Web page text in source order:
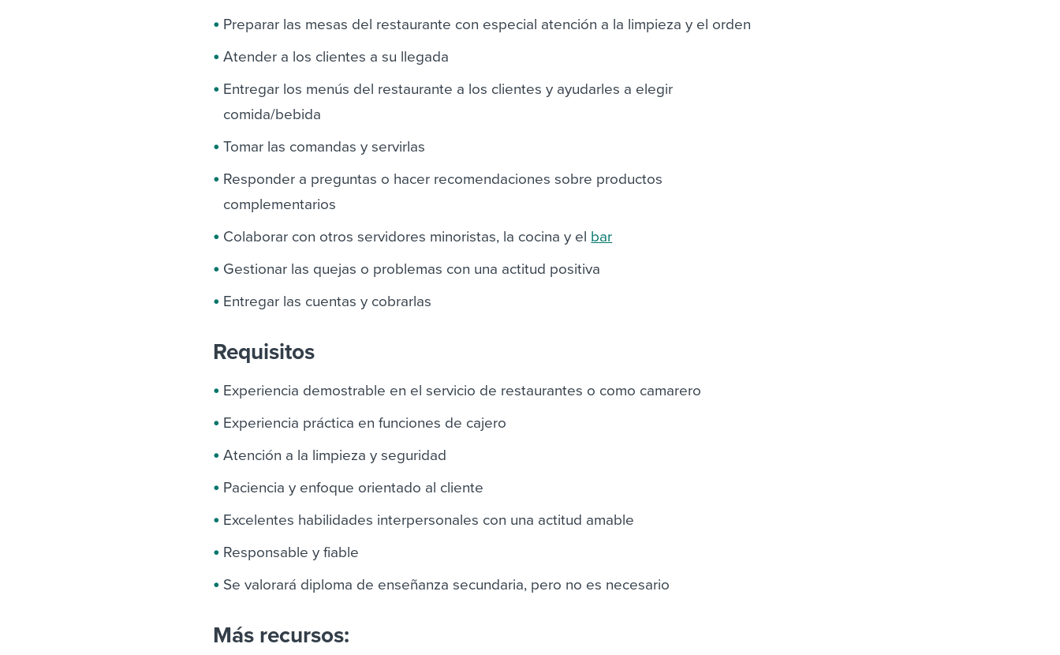
Preparar las mesas del restaurante con especial atención a la limpieza y el orden
Atender a los clientes a su llegada
Entregar los menús del restaurante a los clientes y ayudarles a elegir
comida/bebida
Tomar las comandas y servirlas
Responder a preguntas o hacer recomendaciones sobre productos
complementarios
Colaborar con otros servidores minoristas, la cocina y el bar
Gestionar las quejas o problemas con una actitud positiva
Entregar las cuentas y cobrarlas
Requisitos
Experiencia demostrable en el servicio de restaurantes o como camarero
Experiencia práctica en funciones de cajero
Atención a la limpieza y seguridad
Paciencia y enfoque orientado al cliente
Excelentes habilidades interpersonales con una actitud amable
Responsable y fiable
Se valorará diploma de enseñanza secundaria, pero no es necesario
Más recursos: